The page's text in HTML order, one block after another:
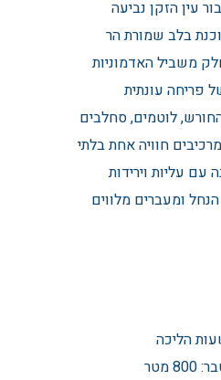
עין הזקן נביעה
בלב שמורת הר
משביל האדמוניות
פריחה עונתית
לוטמים, סחלבים
חוויה אחת בלתי
עליות וירידות
ומעברים מלווים